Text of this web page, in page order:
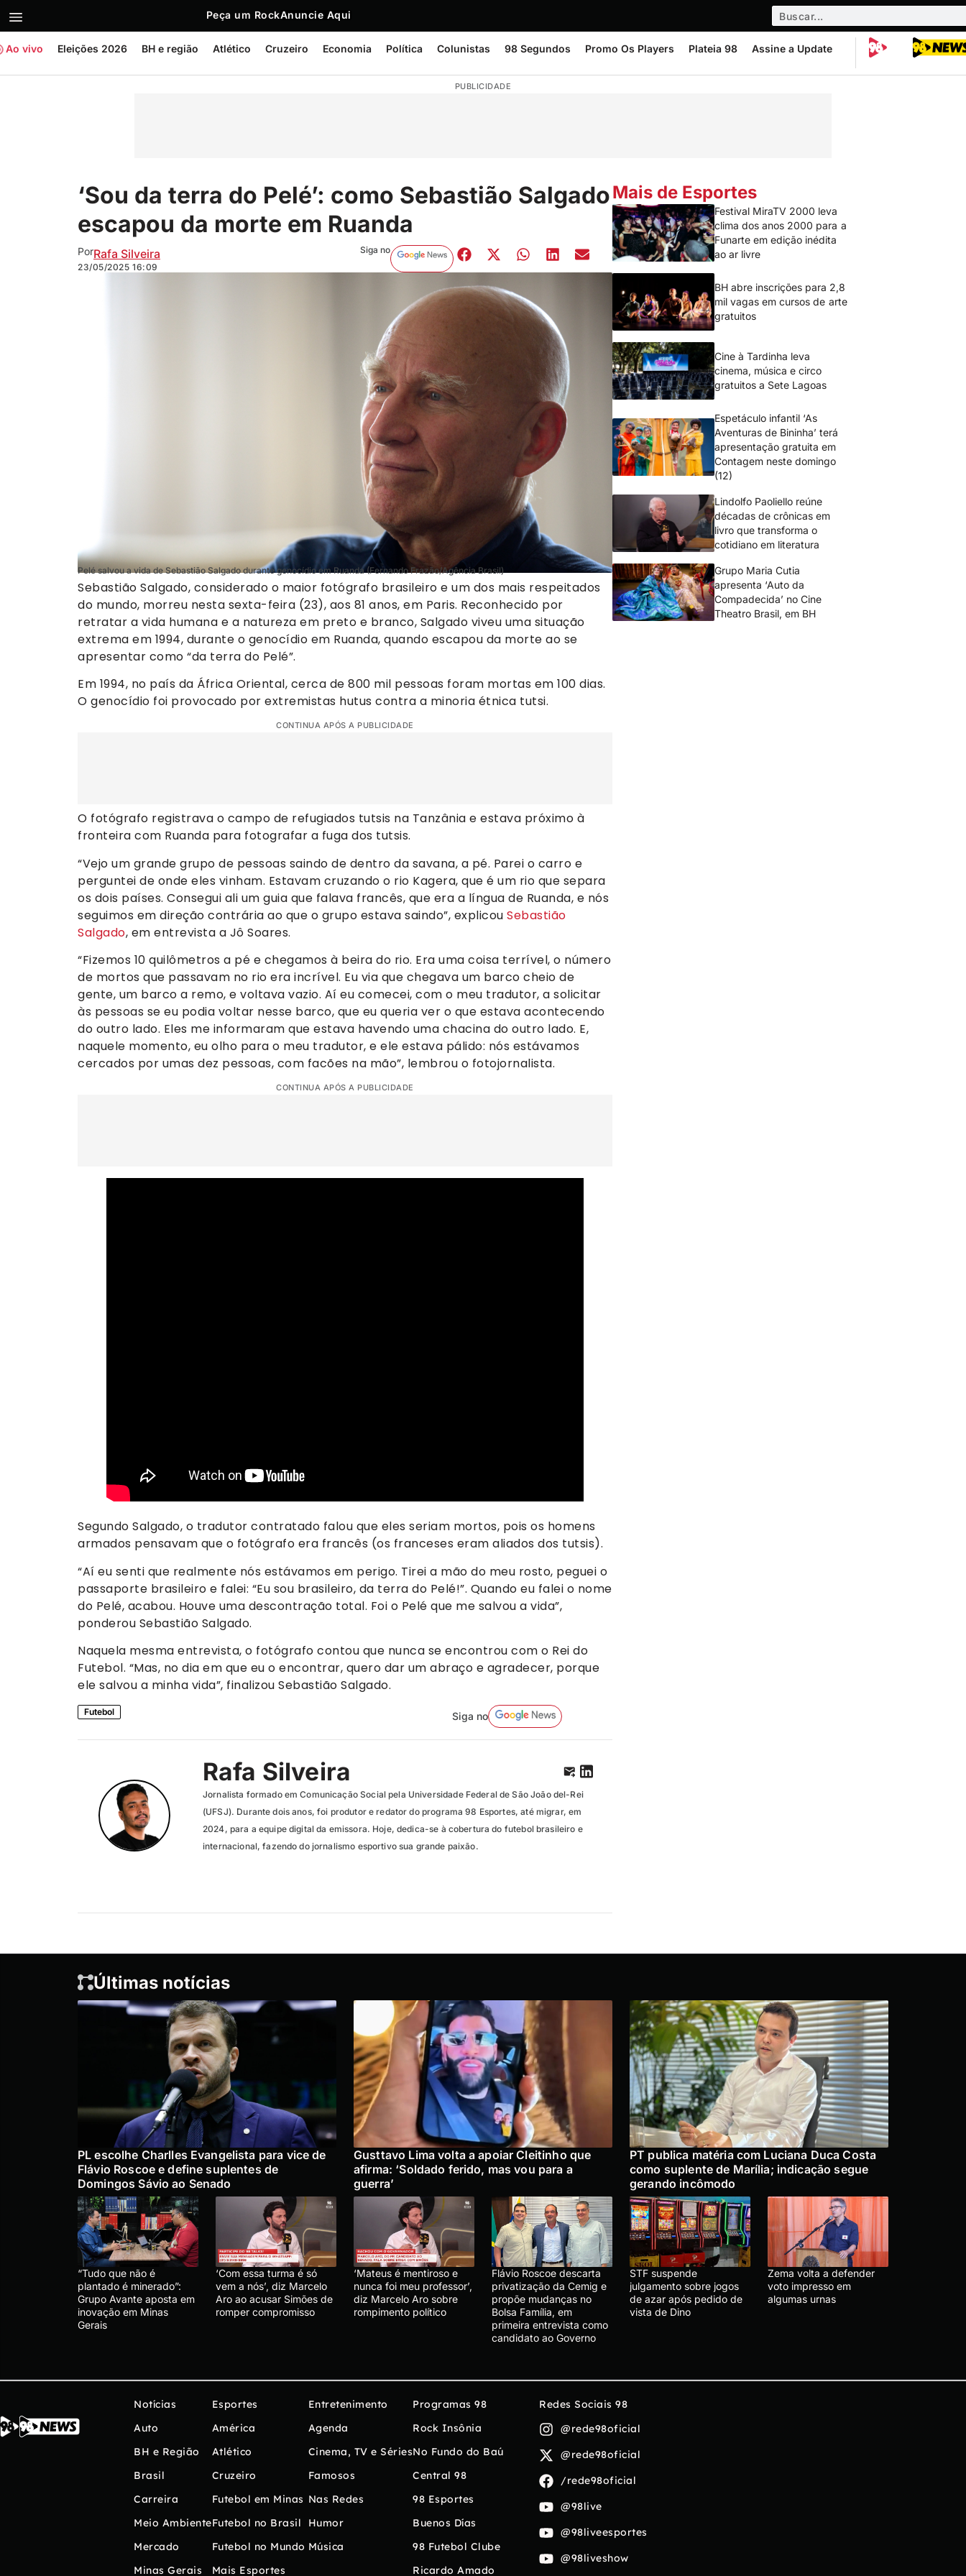
Peça um RockAnuncie Aqui
Ao vivo Eleições 2026 BH e região Atlético Cruzeiro Economia Política Colunistas 98 Segundos Promo Os Players Plateia 98 Assine a Update
PUBLICIDADE
‘Sou da terra do Pelé’: como Sebastião Salgado
escapou da morte em Ruanda
PorRafa Silveira
23/05/2025 16:09
Siga no
Pelé salvou a vida de Sebastião Salgado durante genocídio em Ruanda (Fernando Frazão/Agência Brasil)
Sebastião Salgado, considerado o maior fotógrafo brasileiro e um dos mais respeitados
do mundo, morreu nesta sexta-feira (23), aos 81 anos, em Paris. Reconhecido por
retratar a vida humana e a natureza em preto e branco, Salgado viveu uma situação
extrema em 1994, durante o genocídio em Ruanda, quando escapou da morte ao se
apresentar como “da terra do Pelé”.
Em 1994, no país da África Oriental, cerca de 800 mil pessoas foram mortas em 100 dias.
O genocídio foi provocado por extremistas hutus contra a minoria étnica tutsi.
CONTINUA APÓS A PUBLICIDADE
O fotógrafo registrava o campo de refugiados tutsis na Tanzânia e estava próximo à
fronteira com Ruanda para fotografar a fuga dos tutsis.
“Vejo um grande grupo de pessoas saindo de dentro da savana, a pé. Parei o carro e
perguntei de onde eles vinham. Estavam cruzando o rio Kagera, que é um rio que separa
os dois países. Consegui ali um guia que falava francês, que era a língua de Ruanda, e nós
seguimos em direção contrária ao que o grupo estava saindo”, explicou Sebastião
Salgado, em entrevista a Jô Soares.
“Fizemos 10 quilômetros a pé e chegamos à beira do rio. Era uma coisa terrível, o número
de mortos que passavam no rio era incrível. Eu via que chegava um barco cheio de
gente, um barco a remo, e voltava vazio. Aí eu comecei, com o meu tradutor, a solicitar
às pessoas se eu podia voltar nesse barco, que eu queria ver o que estava acontecendo
do outro lado. Eles me informaram que estava havendo uma chacina do outro lado. E,
naquele momento, eu olho para o meu tradutor, e ele estava pálido: nós estávamos
cercados por umas dez pessoas, com facões na mão”, lembrou o fotojornalista.
CONTINUA APÓS A PUBLICIDADE
Segundo Salgado, o tradutor contratado falou que eles seriam mortos, pois os homens
armados pensavam que o fotógrafo era francês (os franceses eram aliados dos tutsis).
“Aí eu senti que realmente nós estávamos em perigo. Tirei a mão do meu rosto, peguei o
passaporte brasileiro e falei: “Eu sou brasileiro, da terra do Pelé!”. Quando eu falei o nome
do Pelé, acabou. Houve uma descontração total. Foi o Pelé que me salvou a vida”,
ponderou Sebastião Salgado.
Naquela mesma entrevista, o fotógrafo contou que nunca se encontrou com o Rei do
Futebol. “Mas, no dia em que eu o encontrar, quero dar um abraço e agradecer, porque
ele salvou a minha vida”, finalizou Sebastião Salgado.
Futebol Siga no
Rafa Silveira
Jornalista formado em Comunicação Social pela Universidade Federal de São João del-Rei
(UFSJ). Durante dois anos, foi produtor e redator do programa 98 Esportes, até migrar, em
2024, para a equipe digital da emissora. Hoje, dedica-se à cobertura do futebol brasileiro e
internacional, fazendo do jornalismo esportivo sua grande paixão.
Mais de Esportes
Festival MiraTV 2000 leva
clima dos anos 2000 para a
Funarte em edição inédita
ao ar livre
BH abre inscrições para 2,8
mil vagas em cursos de arte
gratuitos
Cine à Tardinha leva
cinema, música e circo
gratuitos a Sete Lagoas
Espetáculo infantil ‘As
Aventuras de Bininha’ terá
apresentação gratuita em
Contagem neste domingo
(12)
Lindolfo Paoliello reúne
décadas de crônicas em
livro que transforma o
cotidiano em literatura
Grupo Maria Cutia
apresenta ‘Auto da
Compadecida’ no Cine
Theatro Brasil, em BH
Últimas notícias
PL escolhe Charlles Evangelista para vice de
Flávio Roscoe e define suplentes de
Domingos Sávio ao Senado
Gusttavo Lima volta a apoiar Cleitinho que
afirma: ‘Soldado ferido, mas vou para a
guerra’
PT publica matéria com Luciana Duca Costa
como suplente de Marília; indicação segue
gerando incômodo
“Tudo que não é
plantado é minerado”:
Grupo Avante aposta em
inovação em Minas
Gerais
‘Com essa turma é só
vem a nós’, diz Marcelo
Aro ao acusar Simões de
romper compromisso
‘Mateus é mentiroso e
nunca foi meu professor’,
diz Marcelo Aro sobre
rompimento político
Flávio Roscoe descarta
privatização da Cemig e
propõe mudanças no
Bolsa Família, em
primeira entrevista como
candidato ao Governo
STF suspende
julgamento sobre jogos
de azar após pedido de
vista de Dino
Zema volta a defender
voto impresso em
algumas urnas
Notícias
Auto
BH e Região
Brasil
Carreira
Meio Ambiente
Mercado
Minas Gerais
Esportes
América
Atlético
Cruzeiro
Futebol em Minas
Futebol no Brasil
Futebol no Mundo
Mais Esportes
Entretenimento
Agenda
Cinema, TV e Séries
Famosos
Nas Redes
Humor
Música
Programas 98
Rock Insônia
No Fundo do Baú
Central 98
98 Esportes
Buenos Días
98 Futebol Clube
Ricardo Amado
Redes Sociais 98
@rede98oficial
@rede98oficial
/rede98oficial
@98live
@98liveesportes
@98liveshow